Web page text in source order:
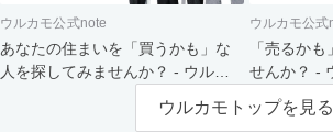
ウルカモ公式note
あなたの住まいを「買うかも」な
人を探してみませんか？ - ウルカ
ウルカモ公式
「売るか
せんか？ -
主さま向け）
ウルカモトップを見る